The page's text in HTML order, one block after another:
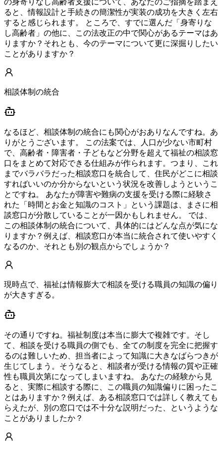
の身寄りなし高齢者支援について、あなたのご指摘を踏まえ
ると、情報設計と手続きの簡潔性が実装の成功を大きく左右
すると感じられます。 ところで、すでに選んだ「身寄りな
し高齢者」の他に、この法改正の中で関心があるテーマはあ
りますか？それとも、今のテーマについて更に深掘りしたい
ことがありますか？
相談体制の統合
なるほど、相談体制の統合にも関心がおありなんですね。あ
りがとうございます。 この法案では、人口が少ない市町村
で、高齢者・障害者・子どもなど分野を超えて福祉の相談窓
口をまとめて対応できる仕組みが作られます。つまり、これ
までバラバラだった相談窓口を統合して、住民がどこに相談
すればいいのか分からないという状況を改善しようというこ
とですね。 あなたが障害や難病の支援を受ける際に経験さ
れた「時間とお金と知識のコスト」という課題は、まさに相
談窓口が分散していることが一因かもしれません。 では、
この相談体制の統合について、具体的にはどんな点が気にな
りますか？例えば、相談窓口が本当に統合されて使いやすく
なるのか、それとも別の観点からでしょうか？
現時点で、福祉は情報膨大で相談を受ける職員の知識の偏り
が大きすぎる。
その通りですね。福祉制度は本当に膨大で複雑です。そし
て、相談を受ける職員の側でも、全ての制度を完全に把握す
るのは難しいため、担当者によって知識に大きなばらつきが
生じてしまう。そうなると、相談者が受ける情報の質や正確
性も職員次第になってしまいますね。 あなたの経験から見
ると、実際に相談する際に、この職員の知識偏りに困ったこ
とはありますか？例えば、ある相談窓口では詳しく教えても
らえたが、別の窓口では不十分な説明だった、というような
ことがありましたか？